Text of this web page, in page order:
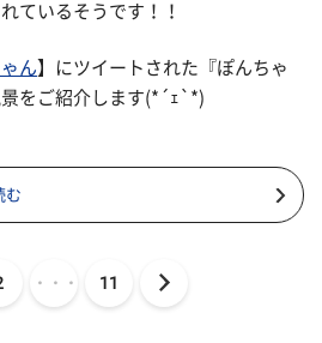
ているそうです！！
ん 】にツイートされた『ぽんちゃ
をご紹介します(*´ｪ`*)
む
・・・ 11